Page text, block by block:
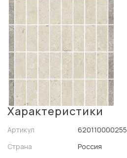
Характеристики
Артикул
620110000255
Страна
Россия